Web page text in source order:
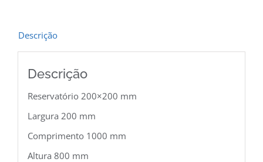
Descrição
Descrição
Reservatório 200×200 mm
Largura 200 mm
Comprimento 1000 mm
Altura 800 mm